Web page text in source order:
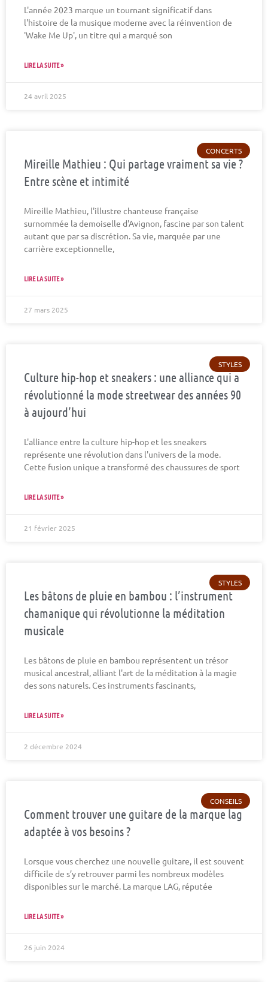
L'année 2023 marque un tournant significatif dans
l'histoire de la musique moderne avec la réinvention de
'Wake Me Up', un titre qui a marqué son
LIRE LA SUITE »
24 avril 2025
CONCERTS
Mireille Mathieu : Qui partage vraiment sa vie ?
Entre scène et intimité
Mireille Mathieu, l'illustre chanteuse française
surnommée la demoiselle d'Avignon, fascine par son talent
autant que par sa discrétion. Sa vie, marquée par une
carrière exceptionnelle,
LIRE LA SUITE »
27 mars 2025
STYLES
Culture hip-hop et sneakers : une alliance qui a
révolutionné la mode streetwear des années 90
à aujourd’hui
L'alliance entre la culture hip-hop et les sneakers
représente une révolution dans l'univers de la mode.
Cette fusion unique a transformé des chaussures de sport
LIRE LA SUITE »
21 février 2025
STYLES
Les bâtons de pluie en bambou : l’instrument
chamanique qui révolutionne la méditation
musicale
Les bâtons de pluie en bambou représentent un trésor
musical ancestral, alliant l'art de la méditation à la magie
des sons naturels. Ces instruments fascinants,
LIRE LA SUITE »
2 décembre 2024
CONSEILS
Comment trouver une guitare de la marque lag
adaptée à vos besoins ?
Lorsque vous cherchez une nouvelle guitare, il est souvent
difficile de s’y retrouver parmi les nombreux modèles
disponibles sur le marché. La marque LAG, réputée
LIRE LA SUITE »
26 juin 2024